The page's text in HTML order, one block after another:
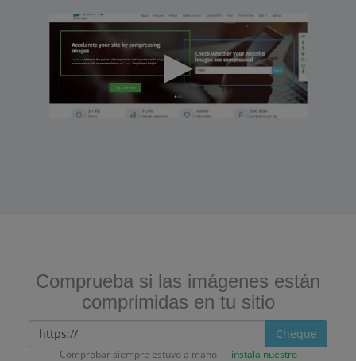
Comprueba si las imágenes están
comprimidas en tu sitio
Cheque
Comprobar siempre estuvo a mano — instala nuestro